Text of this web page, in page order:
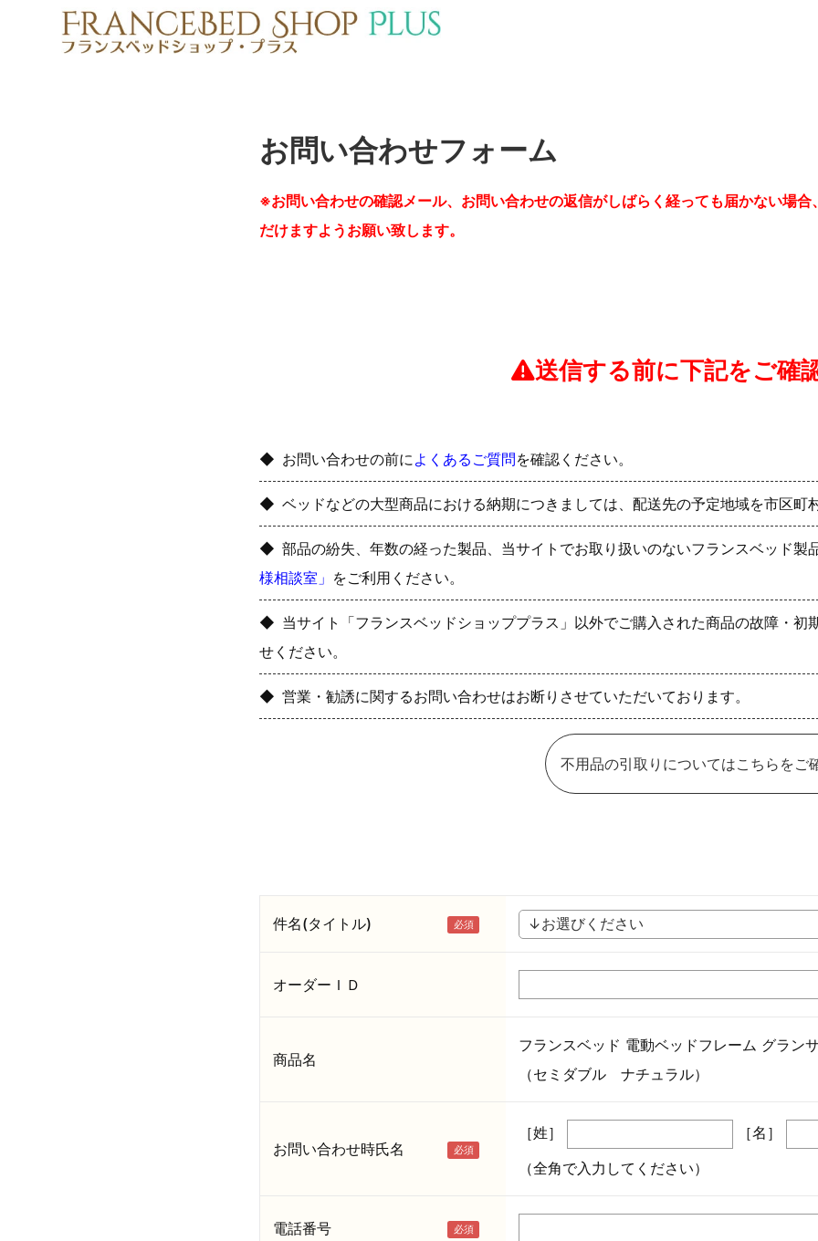
お問い合わせフォーム
※お問い合わせの確認メール、お問い合わせの返信がしばらく経っても届かない場
だけますようお願い致します。
送信する前に下記をご確
お問い合わせの前に よくあるご質問を確認ください。
ベッドなどの大型商品における納期につきましては、配送先の予定地域を市区町
部品の紛失、年数の経った製品、当サイトでお取り扱いのないフランスベッド製
様相談室」 をご利用ください。
当サイト「フランスベッドショッププラス」以外でご購入された商品の故障・
せください。
営業・勧誘に関するお問い合わせはお断りさせていただいております。
不用品の引取りについてはこちらをご
件名(タイトル)
オーダーＩＤ
商品名
フランスベッド 電動ベッドフレーム グラン
（セミダブル ナチュラル）
お問い合わせ時氏名
［姓］
［名］
（全角で入力してください）
電話番号